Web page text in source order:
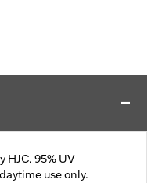
HJC. 95% UV
use only.